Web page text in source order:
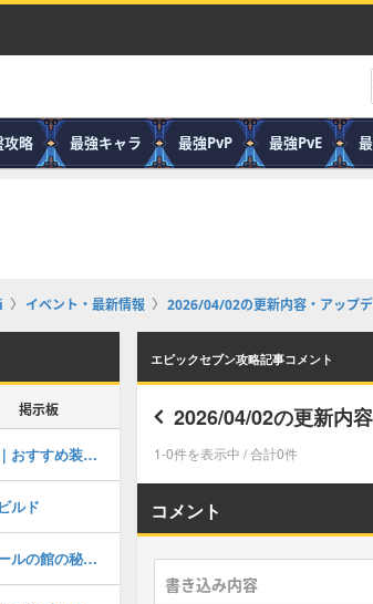
攻略 最強キャラ 最強PvP 最強PvE
イベント・最新情報 2026/04/02の更新内容・アップ
エピックセブン攻略記事コメント
2026/04/02の更新内
1-0件を表示中 / 合計0件
コメント
掲示板
バータスの評価とビルド｜おすすめ装備・目標ステータスまとめ
ルド
サブストーリー「ロサモールの館の秘密」詳細と攻略情報